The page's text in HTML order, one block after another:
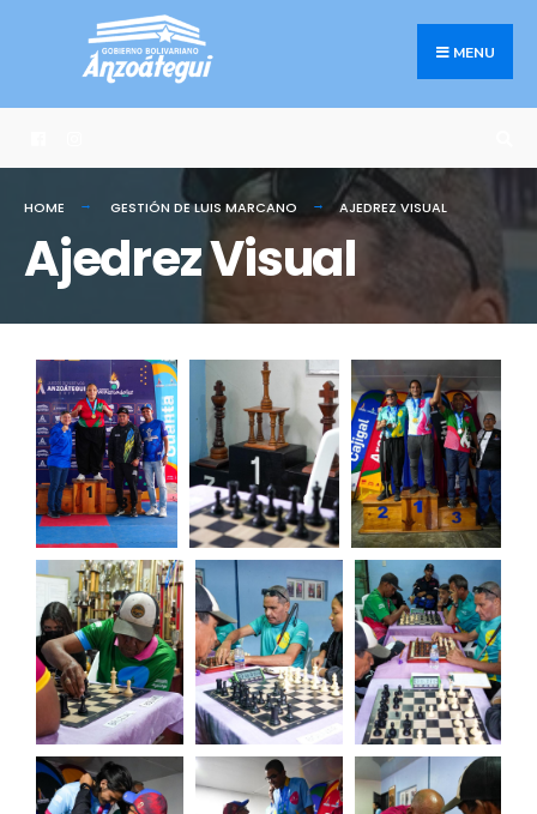
MENU
HOME GESTIÓN DE LUIS MARCANO AJEDREZ VISUAL
Ajedrez Visual